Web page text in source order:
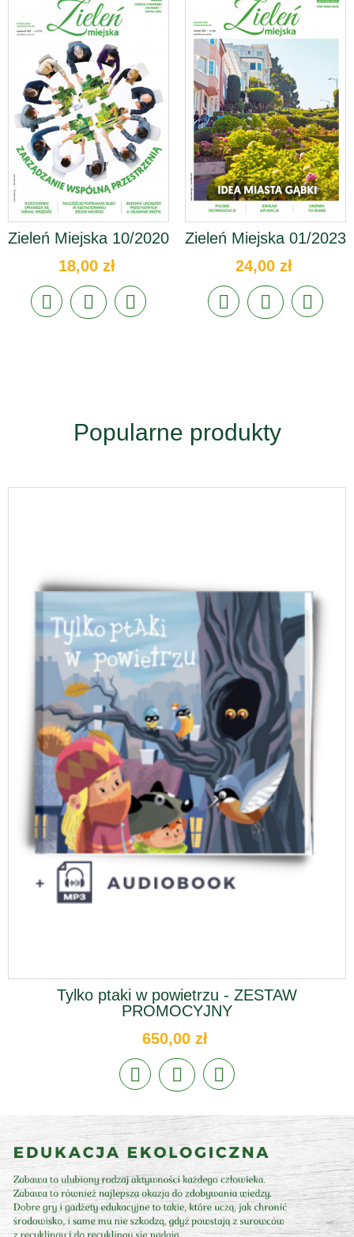
Zieleń Miejska 10/2020
18,00 zł
Zieleń Miejska 01/2023
24,00 zł
Popularne produkty
Tylko ptaki w powietrzu - ZESTAW
PROMOCYJNY
650,00 zł